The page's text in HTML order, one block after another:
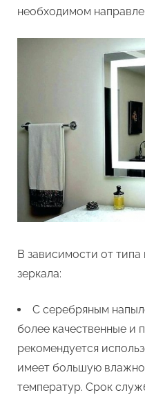
необходимом
В зависимости от
зеркала:
С серебряным
более качественные и
рекомендуется
имеет большую
температур. Срок